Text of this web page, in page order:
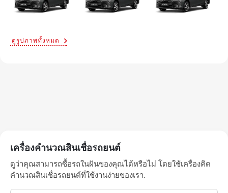
ดูรูปภาพทั้งหมด
เครื่องคำนวณสินเชื่อรถยนต์
ดูว่าคุณสามารถซื้อรถในฝันของคุณได้หรือไม่ โดยใช้เครื่องคิด
คำนวณสินเชื่อรถยนต์ที่ใช้งานง่ายของเรา.